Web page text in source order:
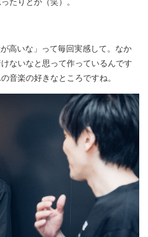
高いな」って毎回実感して。なか
ないなと思って作っているんです
音楽の好きなところですね。